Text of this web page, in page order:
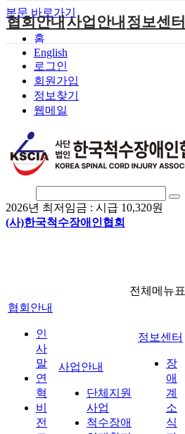
본문 바로가기
홈
English
로그인
회원가입
정보찾기
웹메일
2026년 최저임금 : 시급 10,320원
(사)한국척수장애인협회
협회안내
인사말
연혁
비전
조직도
척수장애란?
정관
찾아오시는길
사업안내
단체지원사업
척수장애인재
활지원센터
척수장애인직
척수재활연구
소
국제 교류/개
발 협력사업
정보센터
전체메뉴표
협회안내
인
사
말
연
혁
비
전
사업안내
단체지원
사업
척수장애
정보센터
장
애
계
소
식